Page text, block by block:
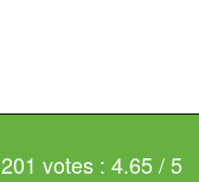
201 votes : 4.65 / 5